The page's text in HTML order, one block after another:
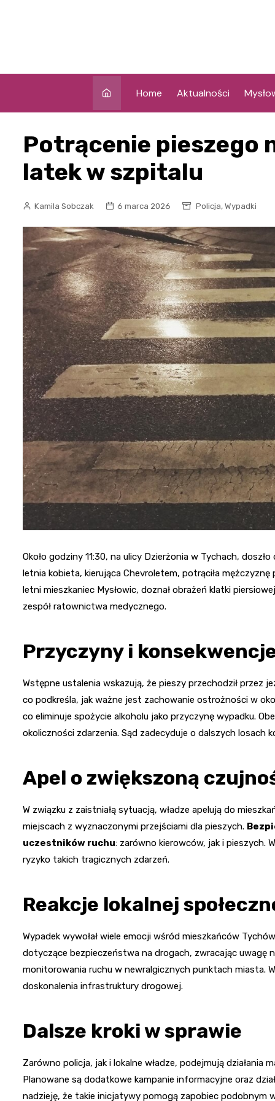
Home Aktualności
Potrącenie pieszego
latek w szpitalu
Kamila Sobczak 6 marca 2026 Policja, Wypadki
Około godziny 11:30, na ulicy Dzierżonia w Tychach,
letnia kobieta, kierująca Chevroletem, potrąciła
letni mieszkaniec Mysłowic, doznał obrażeń klatki
zespół ratownictwa medycznego.
Przyczyny i
Wstępne ustalenia wskazują, że pieszy przechodził przez
co podkreśla, jak ważne jest zachowanie ostrożności w
co eliminuje spożycie alkoholu jako przyczynę wypadku.
okoliczności zdarzenia. Sąd zadecyduje o dalszych losach
Apel o zwiększoną
W związku z zaistniałą sytuacją, władze apelują do
miejscach z wyznaczonymi przejściami dla pieszych.
uczestników ruchu: zarówno kierowców, jak i pieszych.
ryzyko takich tragicznych zdarzeń.
Reakcje lokalnej
Wypadek wywołał wiele emocji wśród mieszkańców
dotyczące bezpieczeństwa na drogach, zwracając uwagę
monitorowania ruchu w newralgicznych punktach miasta.
doskonalenia infrastruktury drogowej.
Dalsze kroki w sprawie
Zarówno policja, jak i lokalne władze, podejmują działania
Planowane są dodatkowe kampanie informacyjne oraz
nadzieję, że takie inicjatywy pomogą zapobiec podobnym